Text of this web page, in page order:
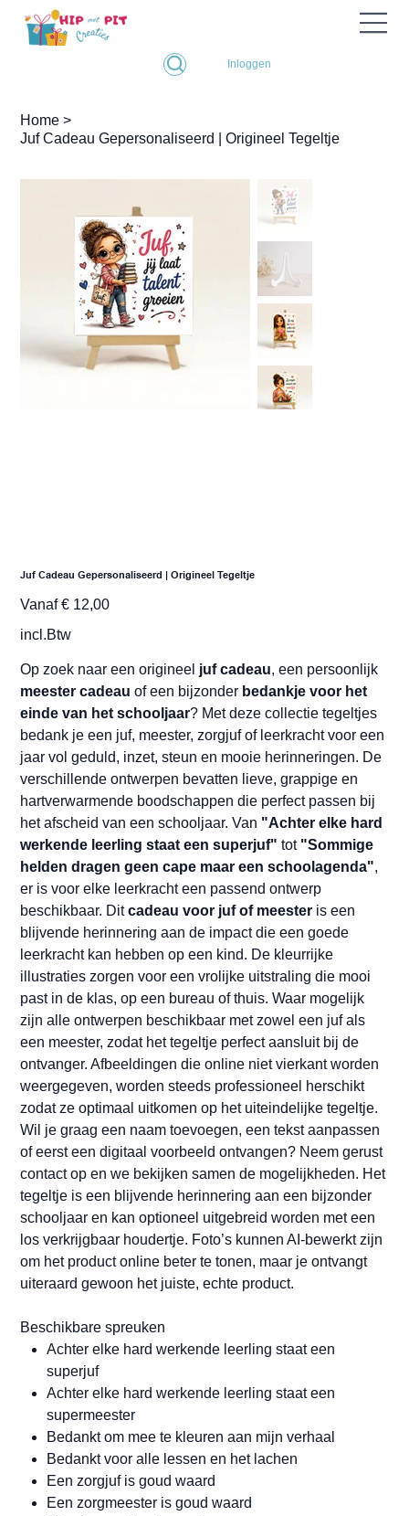
Inloggen
Home >
Juf Cadeau Gepersonaliseerd | Origineel Tegeltje
Juf Cadeau Gepersonaliseerd | Origineel Tegeltje
Vanaf Prijs
€ 12,00
incl.Btw
Op zoek naar een origineel juf cadeau, een persoonlijk
meester cadeau of een bijzonder bedankje voor het
einde van het schooljaar? Met deze collectie tegeltjes
bedank je een juf, meester, zorgjuf of leerkracht voor een
jaar vol geduld, inzet, steun en mooie herinneringen. De
verschillende ontwerpen bevatten lieve, grappige en
hartverwarmende boodschappen die perfect passen bij
het afscheid van een schooljaar. Van "Achter elke hard
werkende leerling staat een superjuf" tot "Sommige
helden dragen geen cape maar een schoolagenda",
er is voor elke leerkracht een passend ontwerp
beschikbaar. Ditcadeau voor juf of meester is een
blijvende herinnering aan de impact die een goede
leerkracht kan hebben op een kind. De kleurrijke
illustraties zorgen voor een vrolijke uitstraling die mooi
past in de klas, op een bureau of thuis. Waar mogelijk
zijn alle ontwerpen beschikbaar met zowel een juf als
een meester, zodat het tegeltje perfect aansluit bij de
ontvanger. Afbeeldingen die online niet vierkant worden
weergegeven, worden steeds professioneel herschikt
zodat ze optimaal uitkomen op het uiteindelijke tegeltje.
Wil je graag een naam toevoegen, een tekst aanpassen
of eerst een digitaal voorbeeld ontvangen? Neem gerust
contact op en we bekijken samen de mogelijkheden. Het
tegeltje is een blijvende herinnering aan een bijzonder
schooljaar en kan optioneel uitgebreid worden met een
los verkrijgbaar houdertje. Foto’s kunnen AI-bewerkt zijn
om het product online beter te tonen, maar je ontvangt
uiteraard gewoon het juiste, echte product.
Beschikbare spreuken
Achter elke hard werkende leerling staat een
superjuf
Achter elke hard werkende leerling staat een
supermeester
Bedankt om mee te kleuren aan mijn verhaal
Bedankt voor alle lessen en het lachen
Een zorgjuf is goud waard
Een zorgmeester is goud waard